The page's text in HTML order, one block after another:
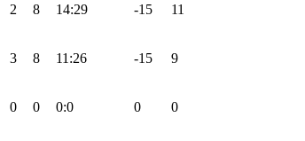
2 8 14:29 -15 11
3 8 11:26 -15 9
0 0 0:0 0 0